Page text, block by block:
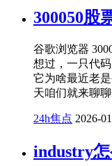
300050股
谷歌浏览器
想过，一只代
它为啥最近老
天咱们就来聊聊
24h焦点 2026-
industry